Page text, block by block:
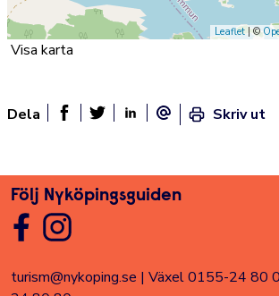
Leaflet | ©
Visa karta
Dela
Dela sidan på Facebook
E-post
Skriv ut
Följ Nyköpingsguiden
turism@nykoping.se | Växel 0155-24 80